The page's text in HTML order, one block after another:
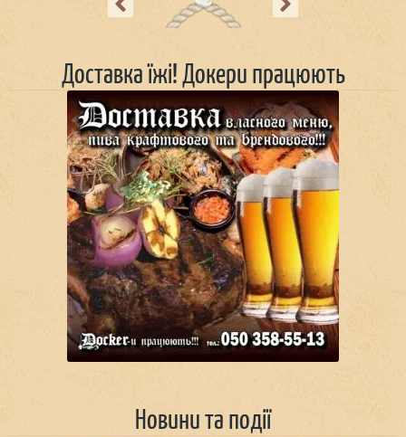
Доставка їжі! Докери працюють
Новини та події